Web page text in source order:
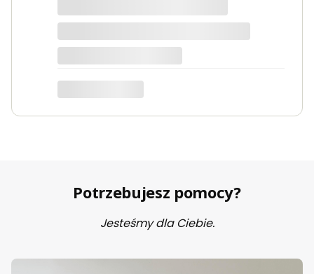
ciemno zielony Velvet
Potrzebujesz pomocy?
Jesteśmy dla Ciebie.